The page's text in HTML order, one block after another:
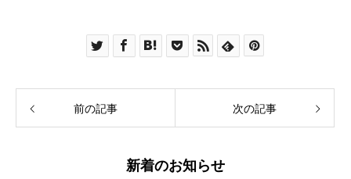
前の記事 次の記事
新着のお知らせ